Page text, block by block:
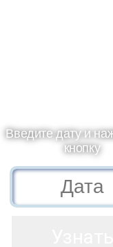
Введите дату и
кнопку